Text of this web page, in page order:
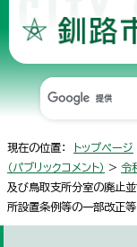
現在の位置： トップページ
（パブリックコメント） > 令
及び鳥取支所分室の廃止
所設置条例等の一部改正